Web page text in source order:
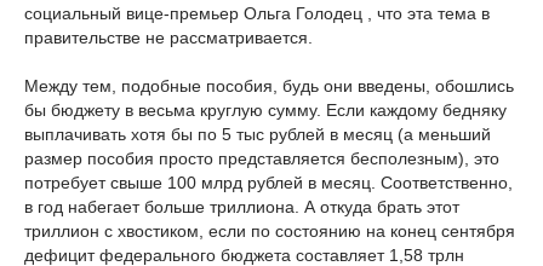
социальный вице-премьер Ольга Голодец , что эта тема в
правительстве не рассматривается.
Между тем, подобные пособия, будь они введены, обошлись
бы бюджету в весьма круглую сумму. Если каждому бедняку
выплачивать хотя бы по 5 тыс рублей в месяц (а меньший
размер пособия просто представляется бесполезным), это
потребует свыше 100 млрд рублей в месяц. Соответственно,
в год набегает больше триллиона. А откуда брать этот
триллион с хвостиком, если по состоянию на конец сентября
дефицит федерального бюджета составляет 1,58 трлн